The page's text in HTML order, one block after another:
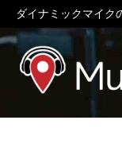
ダイナミックマイク